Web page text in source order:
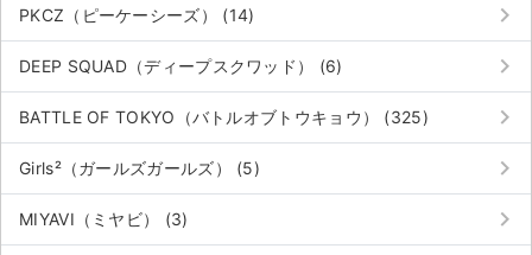
PKCZ（ピーケーシーズ） (14) keyboard_arrow_right
DEEP SQUAD（ディープスクワッド） (6) keyboard_arrow_right
BATTLE OF TOKYO（バトルオブトウキョウ） (325) keyboard_arrow_right
Girls²（ガールズガールズ） (5) keyboard_arrow_right
MIYAVI（ミヤビ） (3) keyboard_arrow_right